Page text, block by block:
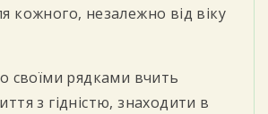
кожного, незалежно від віку
своїми рядками вчить
з гідністю, знаходити в